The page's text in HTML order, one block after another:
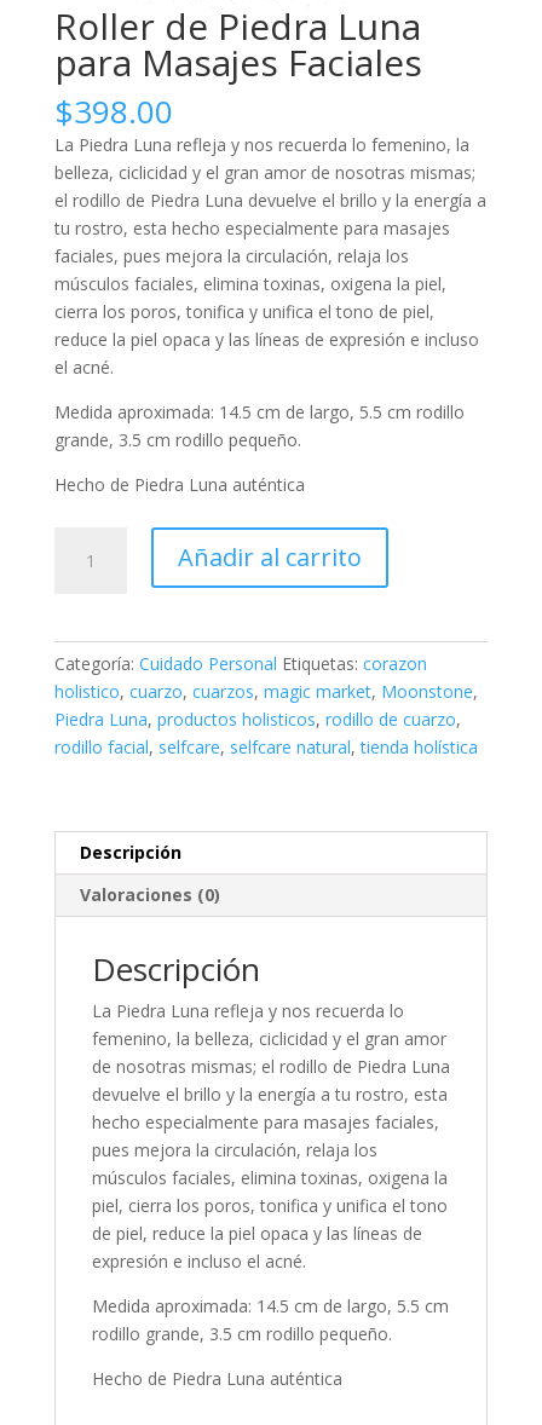
Roller de Piedra Luna
para Masajes Faciales
$398.00
La Piedra Luna refleja y nos recuerda lo femenino, la
belleza, ciclicidad y el gran amor de nosotras mismas;
el rodillo de Piedra Luna devuelve el brillo y la energía a
tu rostro, esta hecho especialmente para masajes
faciales, pues mejora la circulación, relaja los
músculos faciales, elimina toxinas, oxigena la piel,
cierra los poros, tonifica y unifica el tono de piel,
reduce la piel opaca y las líneas de expresión e incluso
el acné.
Medida aproximada: 14.5 cm de largo, 5.5 cm rodillo
grande, 3.5 cm rodillo pequeño.
Hecho de Piedra Luna auténtica
Masajes
Faciales
cantidad
Añadir al carrito
Categoría: Cuidado Personal Etiquetas: corazon
holistico, cuarzo, cuarzos, magic market, Moonstone,
Piedra Luna, productos holisticos, rodillo de cuarzo,
rodillo facial, selfcare, selfcare natural,tienda holística
Descripción
Valoraciones (0)
Descripción
La Piedra Luna refleja y nos recuerda lo
femenino, la belleza, ciclicidad y el gran amor
de nosotras mismas; el rodillo de Piedra Luna
devuelve el brillo y la energía a tu rostro, esta
hecho especialmente para masajes faciales,
pues mejora la circulación, relaja los
músculos faciales, elimina toxinas, oxigena la
piel, cierra los poros, tonifica y unifica el tono
de piel, reduce la piel opaca y las líneas de
expresión e incluso el acné.
Medida aproximada: 14.5 cm de largo, 5.5 cm
rodillo grande, 3.5 cm rodillo pequeño.
Hecho de Piedra Luna auténtica